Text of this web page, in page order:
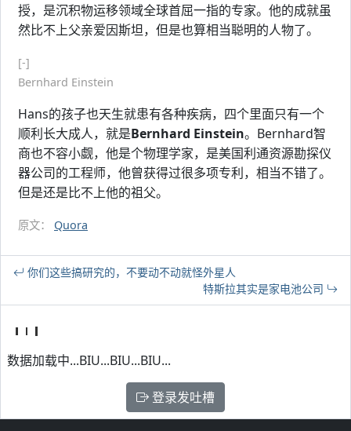
授，是沉积物运移领域全球首屈一指的专家。他的成就虽
然比不上父亲爱因斯坦，但是也算相当聪明的人物了。
[-]
Bernhard Einstein
Hans的孩子也天生就患有各种疾病，四个里面只有一个
顺利长大成人，就是Bernhard Einstein。Bernhard智
商也不容小觑，他是个物理学家，是美国利通资源勘探仪
器公司的工程师，他曾获得过很多项专利，相当不错了。
但是还是比不上他的祖父。
原文： Quora
你们这些搞研究的，不要动不动就怪外星人
特斯拉其实是家电池公司
数据加载中...BIU...BIU...BIU...
登录发吐槽